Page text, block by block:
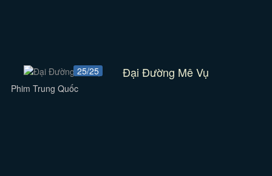
25/25 Đại Đường Mê Vụ
Phim Trung Quốc